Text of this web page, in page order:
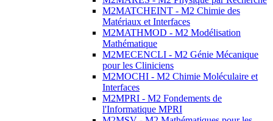
M2MATCHEINT - M2 Chimie des
Matériaux et Interfaces
M2MATHMOD - M2 Modélisation
Mathématique
M2MECENCLI - M2 Génie Mécanique
pour les Cliniciens
M2MOCHI - M2 Chimie Moléculaire et
Interfaces
M2MPRI - M2 Fondements de
l'Informatique MPRI